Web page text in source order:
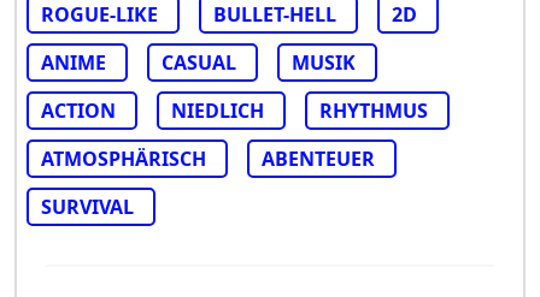
ROGUE-LIKE BULLET-HELL
2D
ANIME
CASUAL
MUSIK
ACTION
NIEDLICH
RHYTHMUS
ATMOSPHÄRISCH
ABENTEUER
SURVIVAL